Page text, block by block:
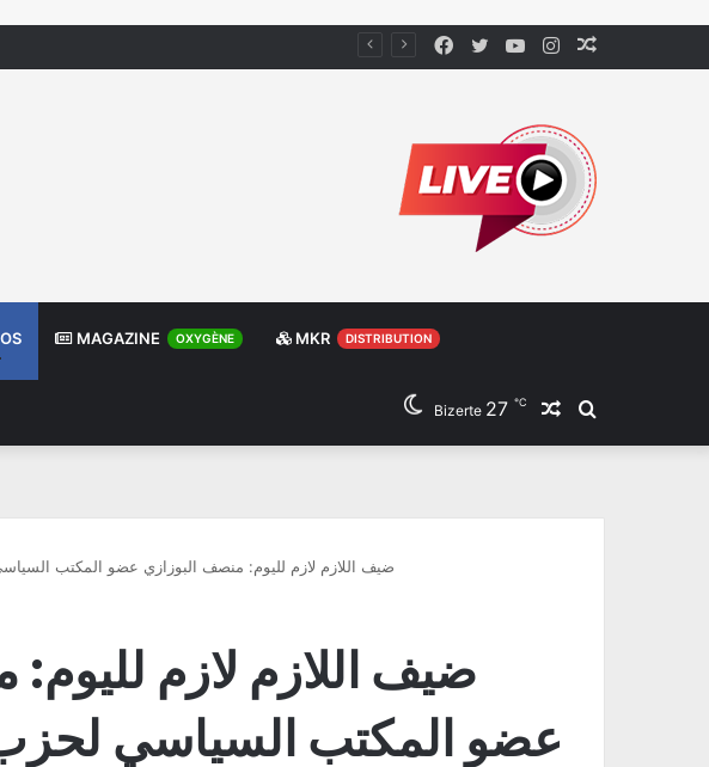
Instagram
YouTube
Twitter
Facebook
MAGAZINE OXYGÈNE MKR DISTRIBUTION
Rechercher
Article
Bizerte 27 ℃
ضيف اللازم لازم لليوم: منصف البوزازي عضو المكتب
ضيف اللازم لازم
عضو المكتب السياسي